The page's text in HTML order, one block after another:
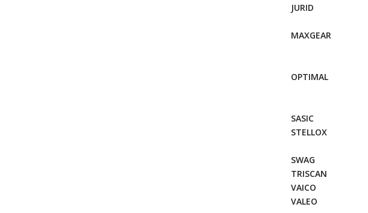
JURID
MAXGEAR
OPTIMAL
SASIC
STELLOX
SWAG
TRISCAN
VAICO
VALEO